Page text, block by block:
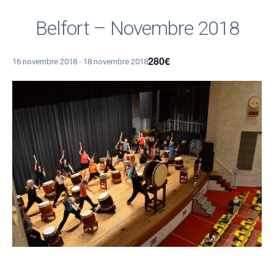
Belfort – Novembre 2018
16 novembre 2018 - 18 novembre 2018280€